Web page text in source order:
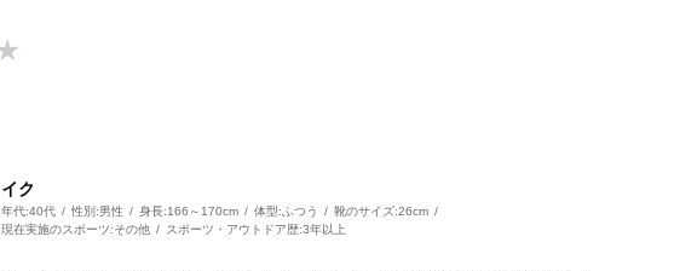
イク
年代:40代 性別:男性 身長:166～170cm 体型: ふつう 靴のサイズ:26cm
現在実施のスポーツ:その他 スポーツ・アウトドア歴:3年以上